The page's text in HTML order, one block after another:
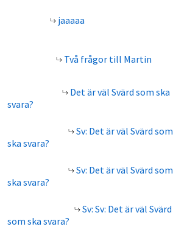
jaaaaa
Två frågor till Martin
Det är väl Svärd som ska
svara?
Sv: Det är väl Svärd som
ska svara?
Sv: Det är väl Svärd som
ska svara?
Sv: Sv: Det är väl Svärd
som ska svara?